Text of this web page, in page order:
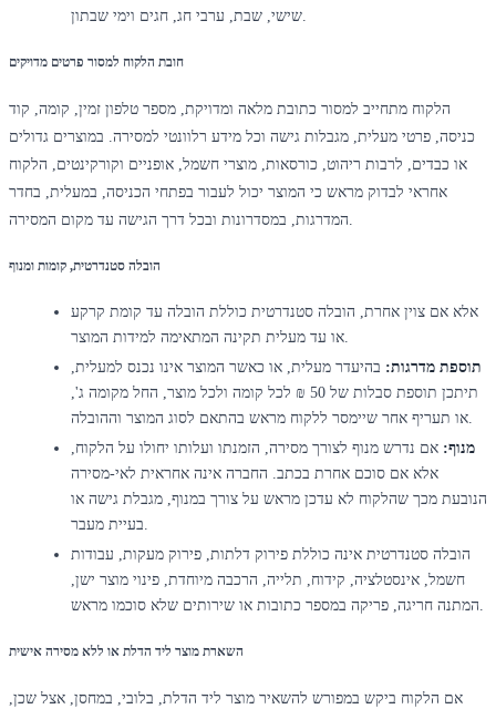
חובת הלקוח למסור פרטים מדויקים
הלקוח מתחייב למסור כתובת מלאה ומדויקת, מספר טלפון זמין, קומה, קוד
כניסה, פרטי מעלית, מגבלות גישה וכל מידע רלוונטי למסירה. במוצרים גדולים
או כבדים, לרבות ריהוט, כורסאות, מוצרי חשמל, אופניים וקורקינטים, הלקוח
אחראי לבדוק מראש כי המוצר יכול לעבור בפתחי הכניסה, במעלית, בחדר
הובלה סטנדרטית, קומות ומנוף
אלא אם צוין אחרת, הובלה סטנדרטית כוללת הובלה עד קומת קרקע
או עד מעלית תקינה המתאימה למידות המוצר.
תוספת מדרגות: בהיעדר מעלית, או כאשר המוצר אינו נכנס למעלית,
תיתכן תוספת סבלות של 50 ₪ לכל קומה ולכל מוצר, החל מקומה ג',
או תעריף אחר שיימסר ללקוח מראש בהתאם לסוג המוצר וההובלה.
מנוף: אם נדרש מנוף לצורך מסירה, הזמנתו ועלותו יחולו על הלקוח,
אלא אם סוכם אחרת בכתב. החברה אינה אחראית לאי-מסירה
הנובעת מכך שהלקוח לא עדכן מראש על צורך במנוף, מגבלת גישה או
בעיית מעבר.
הובלה סטנדרטית אינה כוללת פירוק דלתות, פירוק מעקות, עבודות
חשמל, אינסטלציה, קידוח, תלייה, הרכבה מיוחדת, פינוי מוצר ישן,
המתנה חריגה, פריקה במספר כתובות או שירותים שלא סוכמו מראש.
השארת מוצר ליד הדלת או ללא מסירה אישית
אם הלקוח ביקש במפורש להשאיר מוצר ליד הדלת, בלובי, במחסן, אצל שכן,